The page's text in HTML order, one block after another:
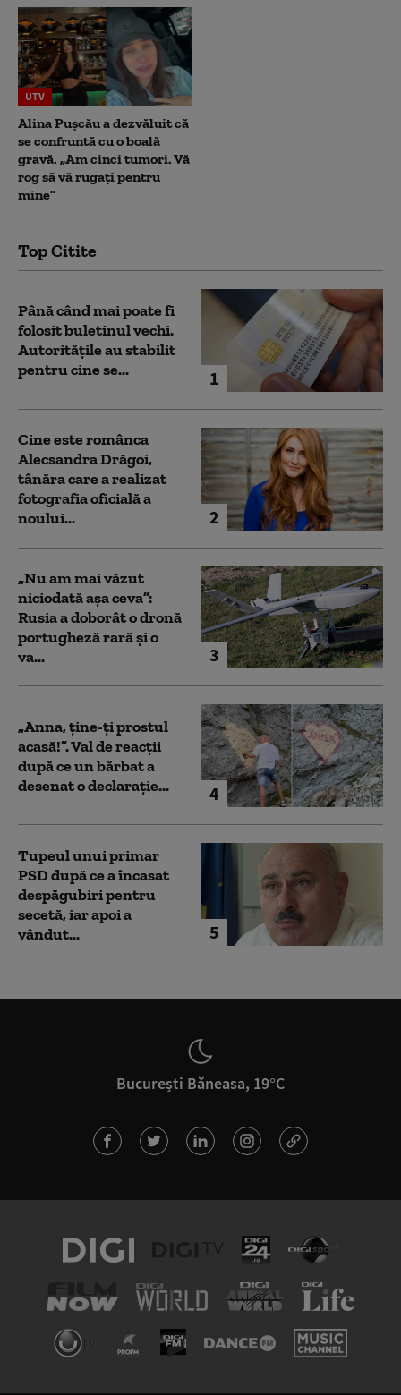
UTV
Alina Pușcău a dezvăluit că
se confruntă cu o boală
gravă. „Am cinci tumori. Vă
rog să vă rugați pentru
mine”
Top Citite
1
Până când mai poate fi
folosit buletinul vechi.
Autoritățile au stabilit
pentru cine se...
2
Cine este românca
Alecsandra Drăgoi,
tânăra care a realizat
fotografia oficială a
noului...
3
„Nu am mai văzut
niciodată așa ceva”:
Rusia a doborât o dronă
portugheză rară și o
va...
4
„Anna, ţine-ţi prostul
acasă!”. Val de reacții
după ce un bărbat a
desenat o declarație...
5
Tupeul unui primar
PSD după ce a încasat
despăgubiri pentru
secetă, iar apoi a
vândut...
București Băneasa, 19°C